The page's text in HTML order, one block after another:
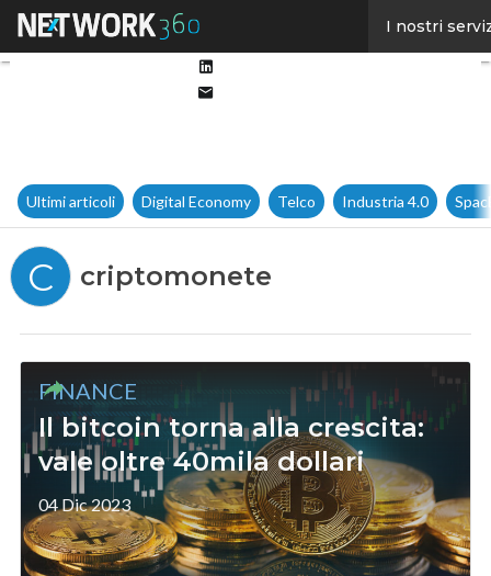
I nostri
Ultimi articoli Digital Economy Telco Industria 4.0
C criptomonete
FINANCE
Il bitcoin torna alla crescita:
vale oltre 40mila dollari
04 Dic 2023